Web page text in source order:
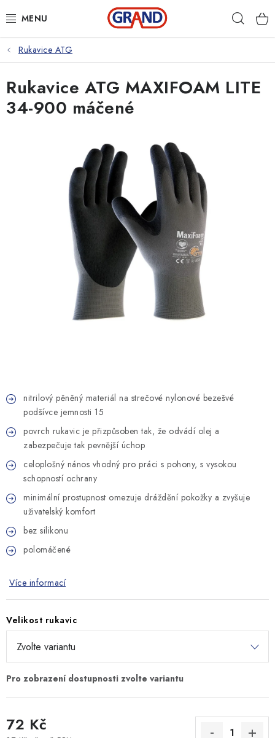
na
AKČNÍ NABÍDKA
PRACOVNÍ OBUV
PRACOVNÍ RUKAVICE
VOLNOČASOVÉ OBLEČENÍ
OCHRANNÉ POMŮCKY
MONTÁŽNÍ A STAVEBNÍ CHEMIE
Rukavice ATG
nitrilový pěněný materiál na strečové nylonové bezešvé
podšívce jemnosti 15
povrch rukavic je přizpůsoben tak, že odvádí olej a
zabezpečuje tak pevnější úchop
celoplošný nános vhodný pro práci s pohony, s vysokou
schopností ochrany
minimální prostupnost omezuje dráždění pokožky a zvyšuje
uživatelský komfort
bez silikonu
polomáčené
Více informací
Velikost rukavic
72 Kč
Rukavice ATG MAXIFOAM LITE
34-900 máčené